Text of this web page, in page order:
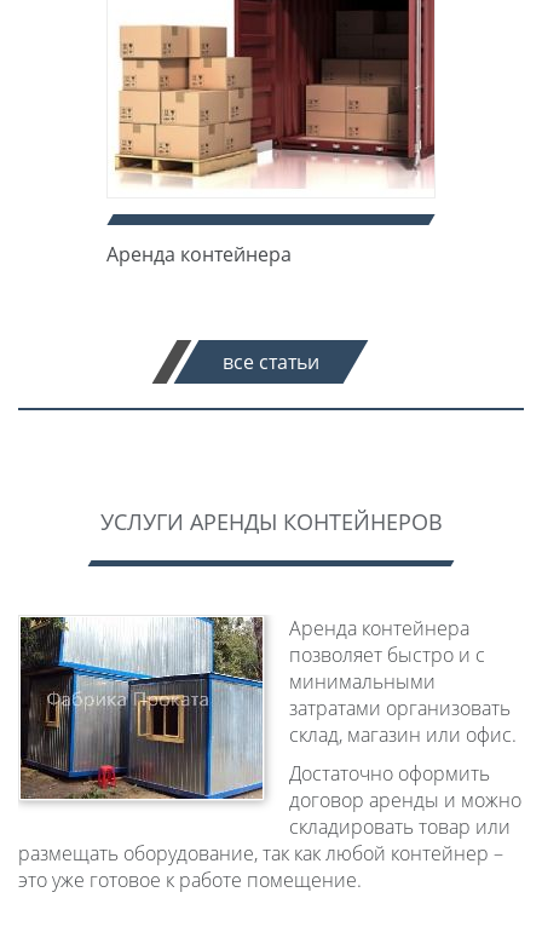
Аренда контейнера
все статьи
УСЛУГИ АРЕНДЫ КОНТЕЙНЕРОВ
Аренда контейнера
позволяет быстро и с
минимальными
затратами организовать
склад, магазин или офис.
Достаточно оформить
договор аренды и можно
складировать товар или
размещать оборудование, так как любой контейнер –
это уже готовое к работе помещение.